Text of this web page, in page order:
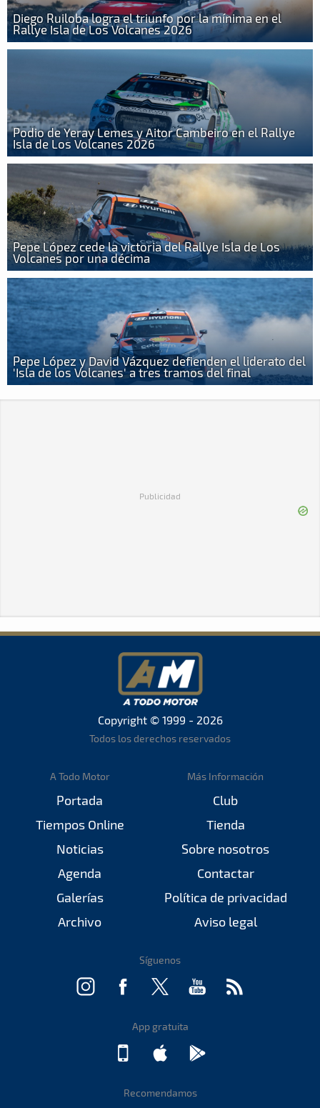
Diego Ruiloba logra el triunfo por la mínima en el
Rallye Isla de Los Volcanes 2026
Podio de Yeray Lemes y Aitor Cambeiro en el Rallye
Isla de Los Volcanes 2026
Pepe López cede la victoria del Rallye Isla de Los
Volcanes por una décima
Pepe López y David Vázquez defienden el liderato del
'Isla de los Volcanes' a tres tramos del final
Copyright © 1999 - 2026
Todos los derechos reservados
A Todo Motor
Portada
Tiempos Online
Noticias
Agenda
Galerías
Archivo
Más Información
Club
Tienda
Sobre nosotros
Contactar
Política de privacidad
Aviso legal
Síguenos
App gratuita
Recomendamos